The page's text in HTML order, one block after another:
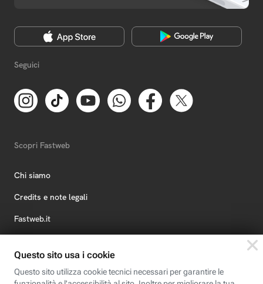
Seguici
Scopri Fastweb
Chi siamo
Credits e note legali
Fastweb.it
Fastweb Digital Academy